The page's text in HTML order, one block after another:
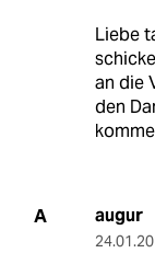
Liebe
an die
den
A augur